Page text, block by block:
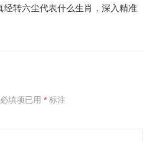
经转六尘代表什么生肖，深入精准
必填项已用 *标注